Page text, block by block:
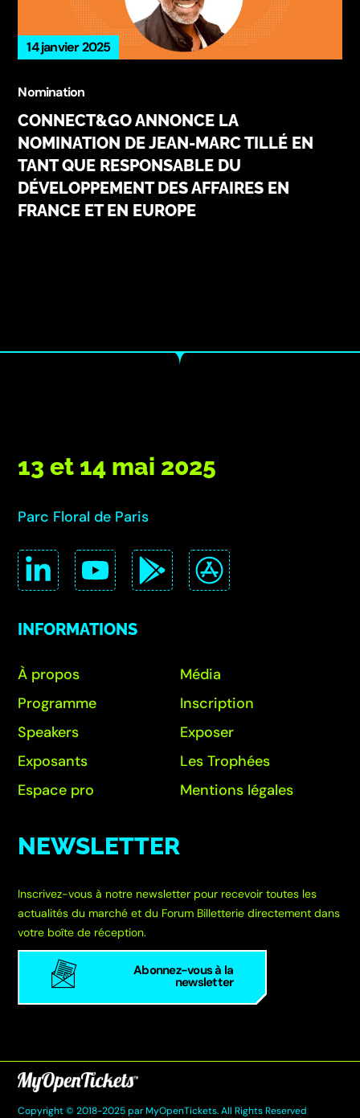
14 janvier 2025
Nomination
CONNECT&GO ANNONCE LA
NOMINATION DE JEAN-MARC TILLÉ EN
TANT QUE RESPONSABLE DU
DÉVELOPPEMENT DES AFFAIRES EN
FRANCE ET EN EUROPE
13 et 14 mai 2025
Parc Floral de Paris
INFORMATIONS
À propos
Programme
Speakers
Exposants
Espace pro
Média
Inscription
Exposer
Les Trophées
Mentions légales
NEWSLETTER
Inscrivez-vous à notre newsletter pour recevoir toutes les
actualités du marché et du Forum Billetterie directement dans
votre boîte de réception.
Abonnez-vous à la
newsletter
Copyright © 2018-2025 par MyOpenTickets. All Rights Reserved